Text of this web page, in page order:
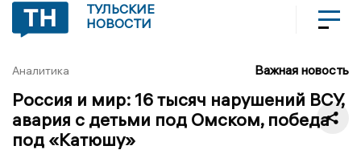
ТУЛЬСКИЕ
НОВОСТИ
Аналитика Важная новость
Россия и мир: 16 тысяч нарушений ВСУ,
авария с детьми под Омском, победа
под «Катюшу»